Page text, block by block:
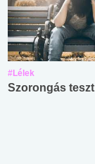
#Lélek
Szorongás teszt